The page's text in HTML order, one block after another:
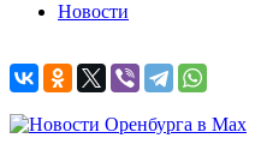
Новости